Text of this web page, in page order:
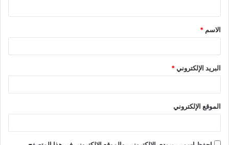
الاسم *
البريد الإلكتروني*
الموقع الإلكتروني